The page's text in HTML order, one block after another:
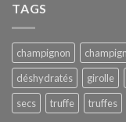
TAGS
champignon
déshydratés
girolle
secs
truffe truffes